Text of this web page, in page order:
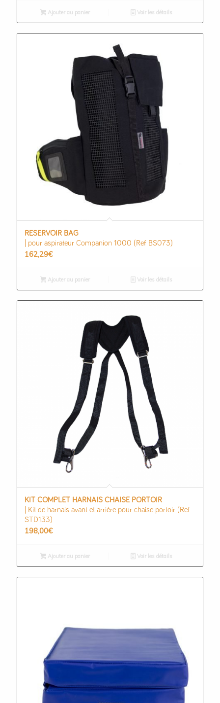
Ajouter au panier Voir les détails
RESERVOIR BAG
| pour aspirateur Companion 1000 (Ref BS073)
162,29€
Ajouter au panier Voir les détails
KIT COMPLET HARNAIS CHAISE PORTOIR
| Kit de harnais avant et arrière pour chaise portoir (Ref
STD133)
198,00€
Ajouter au panier Voir les détails